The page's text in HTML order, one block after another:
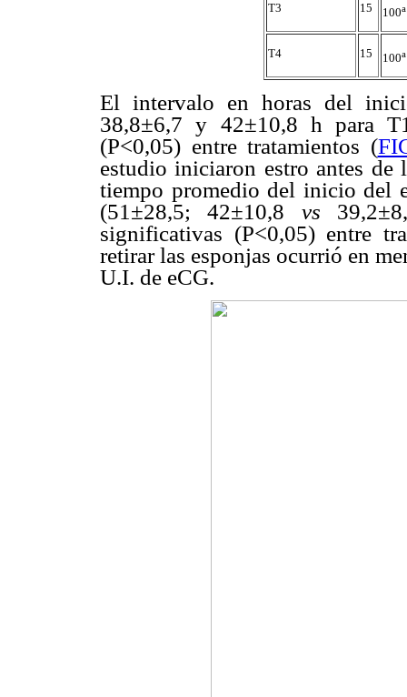
T3 15 100a
T4 15 100a
El intervalo en horas del
38,8±6,7 y 42±10,8 h para
(P<0,05) entre tratamientos (
estudio iniciaron estro antes de
tiempo promedio del inicio del
(51±28,5; 42±10,8 vs
significativas (P<0,05) entre
retirar las esponjas ocurrió en
U.I. de eCG.